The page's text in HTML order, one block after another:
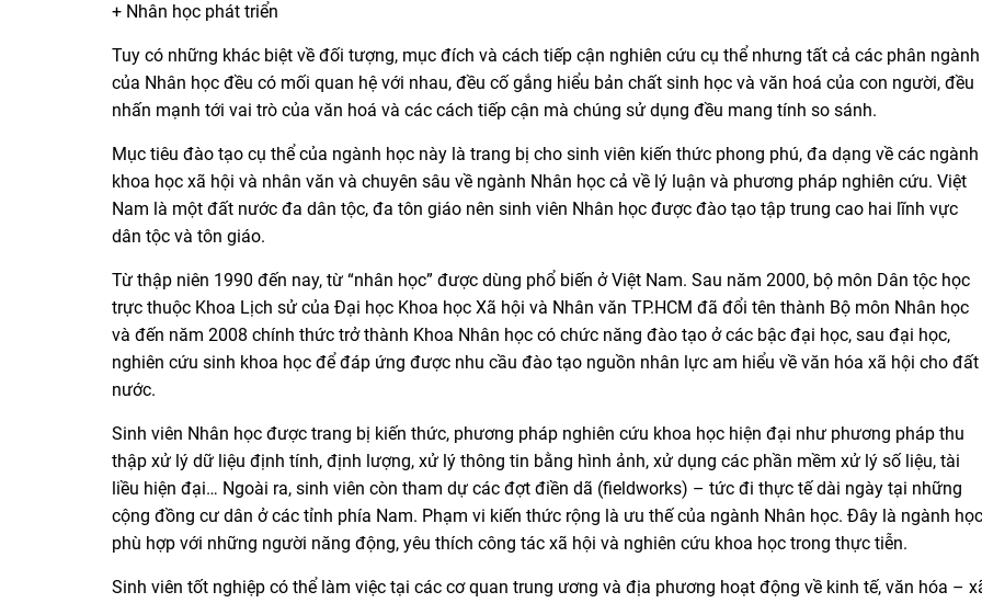
+ Nhân học phát triển
Tuy có những khác biệt về đối tượng, mục đích và cách tiếp cận nghiên cứu cụ thể nhưng tất cả các phân ngành
của Nhân học đều có mối quan hệ với nhau, đều cố gắng hiểu bản chất sinh học và văn hoá của con người, đều
nhấn mạnh tới vai trò của văn hoá và các cách tiếp cận mà chúng sử dụng đều mang tính so sánh.
Mục tiêu đào tạo cụ thể của ngành học này là trang bị cho sinh viên kiến thức phong phú, đa dạng về các ngành
khoa học xã hội và nhân văn và chuyên sâu về ngành Nhân học cả về lý luận và phương pháp nghiên cứu. Việt
Nam là một đất nước đa dân tộc, đa tôn giáo nên sinh viên Nhân học được đào tạo tập trung cao hai lĩnh vực
dân tộc và tôn giáo.
Từ thập niên 1990 đến nay, từ “nhân học” được dùng phổ biến ở Việt Nam. Sau năm 2000, bộ môn Dân tộc học
trực thuộc Khoa Lịch sử của Đại học Khoa học Xã hội và Nhân văn TP.HCM đã đổi tên thành Bộ môn Nhân học
và đến năm 2008 chính thức trở thành Khoa Nhân học có chức năng đào tạo ở các bậc đại học, sau đại học,
nghiên cứu sinh khoa học để đáp ứng được nhu cầu đào tạo nguồn nhân lực am hiểu về văn hóa xã hội cho đất
nước.
Sinh viên Nhân học được trang bị kiến thức, phương pháp nghiên cứu khoa học hiện đại như phương pháp thu
thập xử lý dữ liệu định tính, định lượng, xử lý thông tin bằng hình ảnh, xử dụng các phần mềm xử lý số liệu, tài
liều hiện đại… Ngoài ra, sinh viên còn tham dự các đợt điền dã (fieldworks) – tức đi thực tế dài ngày tại những
cộng đồng cư dân ở các tỉnh phía Nam. Phạm vi kiến thức rộng là ưu thế của ngành Nhân học. Đây là ngành học
phù hợp với những người năng động, yêu thích công tác xã hội và nghiên cứu khoa học trong thực tiễn.
Sinh viên tốt nghiệp có thể làm việc tại các cơ quan trung ương và địa phương hoạt động về kinh tế, văn hóa –